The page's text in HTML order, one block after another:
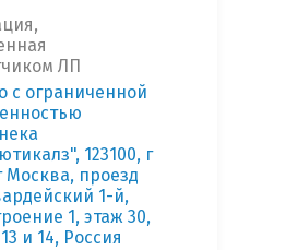
ЛП
с ограниченной
123100, г
Москва, проезд
1-й,
1, этаж 30,
и 14, Россия